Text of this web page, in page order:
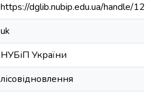
https://dglib.nubip.edu.ua/handle/
uk
НУБіП України
лісовідновлення